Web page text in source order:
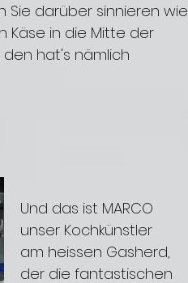
Sie darüber sinnieren wie
Käse in die Mitte der
hat's nämlich
Und das ist MARCO
unser Kochkünstler
am heissen Gasherd,
der die fantastischen